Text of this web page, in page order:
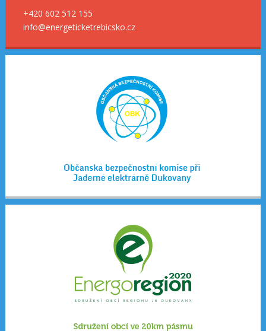
+420 602 512 155
info@energeticketrebicsko.cz